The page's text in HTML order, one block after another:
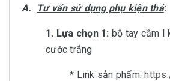
A. Tư vấn sử dụng phụ kiện thả:
1. Lựa chọn 1: bộ tay cầm I
cước trắng
* Link sản phẩm: